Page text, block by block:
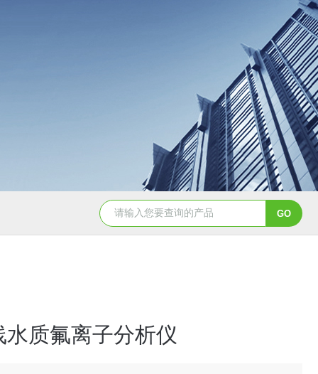
Aqualysis 300自来水消毒检测余氯/
水质氟离子分析仪